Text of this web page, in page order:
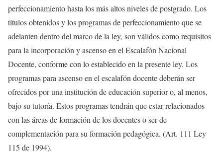
perfeccionamiento hasta los más altos niveles de postgrado. Los
títulos obtenidos y los programas de perfeccionamiento que se
adelanten dentro del marco de la ley, son válidos como requisitos
para la incorporación y ascenso en el Escalafón Nacional
Docente, conforme con lo establecido en la presente ley. Los
programas para ascenso en el escalafón docente deberán ser
ofrecidos por una institución de educación superior o, al menos,
bajo su tutoría. Estos programas tendrán que estar relacionados
con las áreas de formación de los docentes o ser de
complementación para su formación pedagógica. (Art. 111 Ley
115 de 1994).